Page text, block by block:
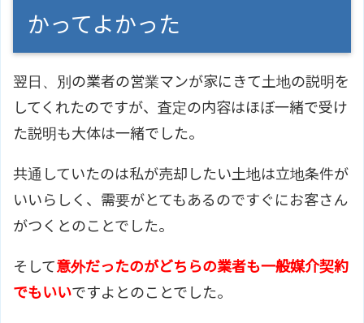
かってよかった
翌日、別の業者の営業マンが家にきて土地の説明を
してくれたのですが、査定の内容はほぼ一緒で受け
た説明も大体は一緒でした。
共通していたのは私が売却したい土地は立地条件が
いいらしく、需要がとてもあるのですぐにお客さん
がつくとのことでした。
そして意外だったのがどちらの業者も一般媒介契約
でもいいですよとのことでした。